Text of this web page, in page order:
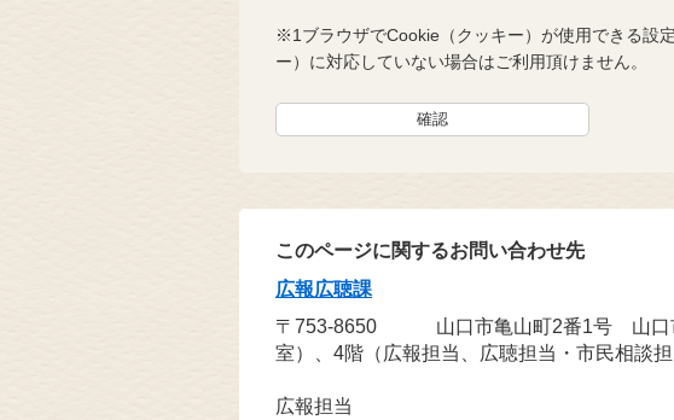
※1ブラウザでCookie（クッキー）が使用できる設
ー）に対応していない場合はご利用頂けません。
このページに関するお問い合わせ先
広報広聴課
〒753-8650
山口市亀山町2番1号 山
室）、4階（広報担当、広聴担当・市民相談担
広報担当